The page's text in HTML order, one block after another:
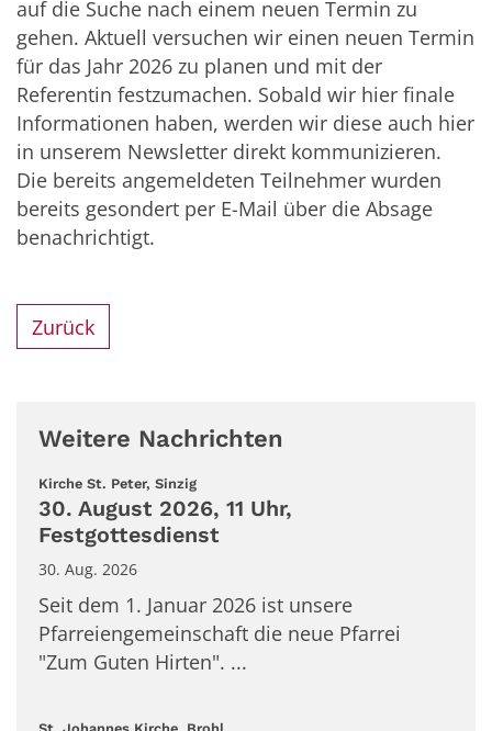
auf die Suche nach einem neuen Termin zu
gehen. Aktuell versuchen wir einen neuen Termin
für das Jahr 2026 zu planen und mit der
Referentin festzumachen. Sobald wir hier finale
Informationen haben, werden wir diese auch hier
in unserem Newsletter direkt kommunizieren.
Die bereits angemeldeten Teilnehmer wurden
bereits gesondert per E-Mail über die Absage
benachrichtigt.
Zurück
Weitere Nachrichten
Kirche St. Peter, Sinzig:
30. August 2026, 11 Uhr,
Festgottesdienst
30. Aug. 2026
Seit dem 1. Januar 2026 ist unsere
Pfarreiengemeinschaft die neue Pfarrei
"Zum Guten Hirten". ...